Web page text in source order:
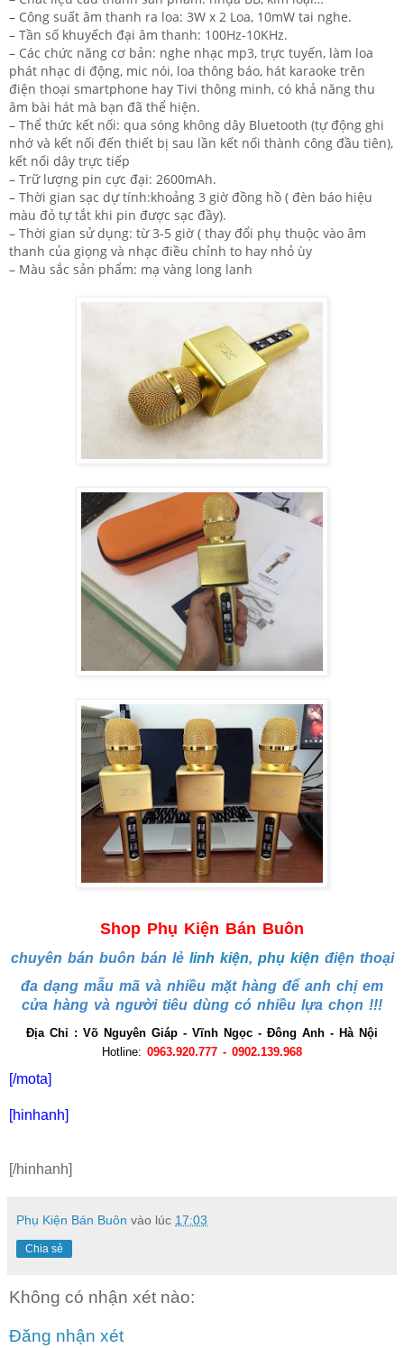
– Công suất âm thanh ra loa: 3W x 2 Loa, 10mW tai nghe.
– Tần số khuyếch đại âm thanh: 100Hz-10KHz.
– Các chức năng cơ bản: nghe nhạc mp3, trực tuyến, làm loa
phát nhạc di động, mic nói, loa thông báo, hát karaoke trên
điện thoại smartphone hay Tivi thông minh, có khả năng thu
âm bài hát mà bạn đã thể hiện.
– Thể thức kết nối: qua sóng không dây Bluetooth (tự động ghi
nhớ và kết nối đến thiết bị sau lần kết nối thành công đầu tiên),
kết nối dây trực tiếp
– Trữ lượng pin cực đại: 2600mAh.
– Thời gian sạc dự tính:khoảng 3 giờ đồng hồ ( đèn báo hiệu
màu đỏ tự tắt khi pin được sạc đầy).
– Thời gian sử dụng: từ 3-5 giờ ( thay đổi phụ thuộc vào âm
thanh của giọng và nhạc điều chỉnh to hay nhỏ ùy
– Màu sắc sản phẩm: mạ vàng long lanh
Shop Phụ Kiện Bán Buôn
chuyên bán buôn bán lẻ linh kiện, phụ kiện điện thoại
đa dạng mẫu mã và nhiều mặt hàng để anh chị em
cửa hàng và người tiêu dùng có nhiều lựa chọn !!!
Địa Chỉ : Võ Nguyên Giáp - Vĩnh Ngọc - Đông Anh - Hà Nội
Hotline: 0963.920.777 - 0902.139.968
[/mota]
[hinhanh]
[/hinhanh]
Phụ Kiện Bán Buôn vào lúc 17:03
Chia sẻ
Không có nhận xét nào:
Đăng nhận xét